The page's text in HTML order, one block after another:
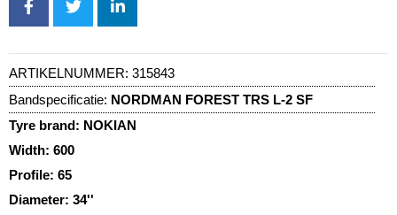
ARTIKELNUMMER: 315843
Bandspecificatie: NORDMAN FOREST TRS L-2 SF
Tyre brand: NOKIAN
Width: 600
Profile: 65
Diameter: 34''